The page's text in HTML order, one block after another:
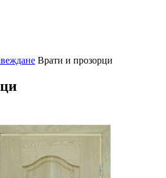
Врати и прозорци